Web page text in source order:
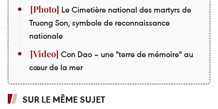
Le Cimetière national des martyrs de
Truong Son, symbole de reconnaissance
nationale
Con Dao – une "terre de mémoire" au
cœur de la mer
SUR LE MÊME SUJET